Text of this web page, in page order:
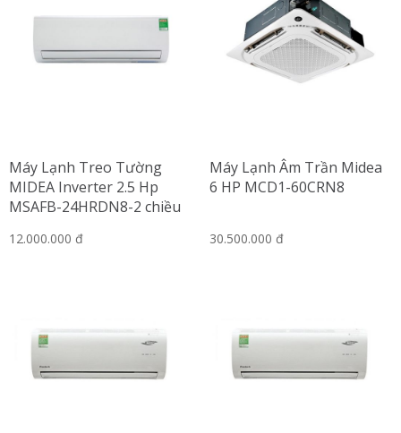
Máy Lạnh Treo Tường
MIDEA Inverter 2.5 Hp
MSAFB-24HRDN8-2 chiều
12.000.000 đ
Máy Lạnh Âm Trần Midea
6 HP MCD1-60CRN8
30.500.000 đ